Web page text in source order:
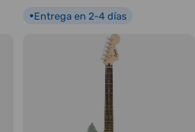
●Entrega en 2-4 días